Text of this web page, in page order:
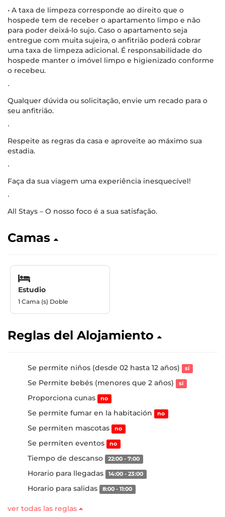
• A taxa de limpeza corresponde ao direito que o
hospede tem de receber o apartamento limpo e não
para poder deixá-lo sujo. Caso o apartamento seja
entregue com muita sujeira, o anfitrião poderá cobrar
uma taxa de limpeza adicional. É responsabilidade do
hospede manter o imóvel limpo e higienizado conforme
o recebeu.
∙
Qualquer dúvida ou solicitação, envie um recado para o
seu anfitrião.
∙
Respeite as regras da casa e aproveite ao máximo sua
estadia.
∙
Faça da sua viagem uma experiência inesquecível!
∙
All Stays – O nosso foco é a sua satisfação.
Camas
Estudio
1 Cama (s) Doble
Reglas del Alojamiento
Se permite niños (desde 02 hasta 12 años) sí
Se Permite bebés (menores que 2 años) sí
Proporciona cunas no
Se permite fumar en la habitación no
Se permiten mascotas no
Se permiten eventos no
Tiempo de descanso 22:00 - 7:00
Horario para llegadas 14:00 - 23:00
Horario para salidas 8:00 - 11:00
ver todas las reglas